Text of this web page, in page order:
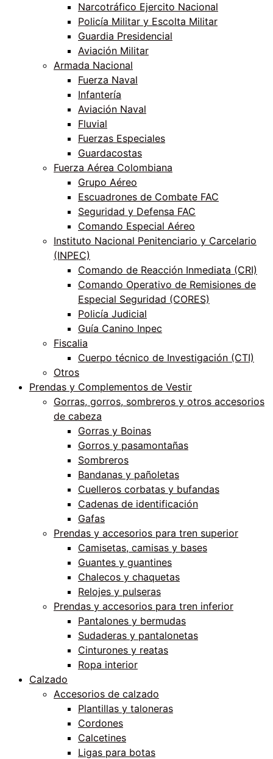
Narcotráfico Ejercito Nacional
Policía Militar y Escolta Militar
Guardia Presidencial
Aviación Militar
Armada Nacional
Fuerza Naval
Infantería
Aviación Naval
Fluvial
Fuerzas Especiales
Guardacostas
Fuerza Aérea Colombiana
Grupo Aéreo
Escuadrones de Combate FAC
Seguridad y Defensa FAC
Comando Especial Aéreo
Instituto Nacional Penitenciario y Carcelario
(INPEC)
Comando de Reacción Inmediata (CRI)
Comando Operativo de Remisiones de
Especial Seguridad (CORES)
Policía Judicial
Guía Canino Inpec
Fiscalia
Cuerpo técnico de Investigación (CTI)
Otros
Prendas y Complementos de Vestir
Gorras, gorros, sombreros y otros accesorios
de cabeza
Gorras y Boinas
Gorros y pasamontañas
Sombreros
Bandanas y pañoletas
Cuelleros corbatas y bufandas
Cadenas de identificación
Gafas
Prendas y accesorios para tren superior
Camisetas, camisas y bases
Guantes y guantines
Chalecos y chaquetas
Relojes y pulseras
Prendas y accesorios para tren inferior
Pantalones y bermudas
Sudaderas y pantalonetas
Cinturones y reatas
Ropa interior
Calzado
Accesorios de calzado
Plantillas y taloneras
Cordones
Calcetines
Ligas para botas